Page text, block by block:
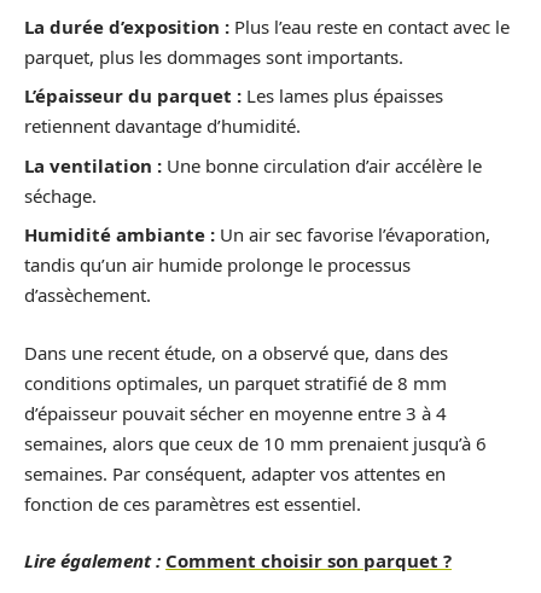
La durée d’exposition : Plus l’eau reste en contact avec le
parquet, plus les dommages sont importants.
L’épaisseur du parquet : Les lames plus épaisses
retiennent davantage d’humidité.
La ventilation : Une bonne circulation d’air accélère le
séchage.
Humidité ambiante : Un air sec favorise l’évaporation,
tandis qu’un air humide prolonge le processus
d’assèchement.
Dans une recent étude, on a observé que, dans des
conditions optimales, un parquet stratifié de 8 mm
d’épaisseur pouvait sécher en moyenne entre 3 à 4
semaines, alors que ceux de 10 mm prenaient jusqu’à 6
semaines. Par conséquent, adapter vos attentes en
fonction de ces paramètres est essentiel.
Lire également : Comment choisir son parquet ?